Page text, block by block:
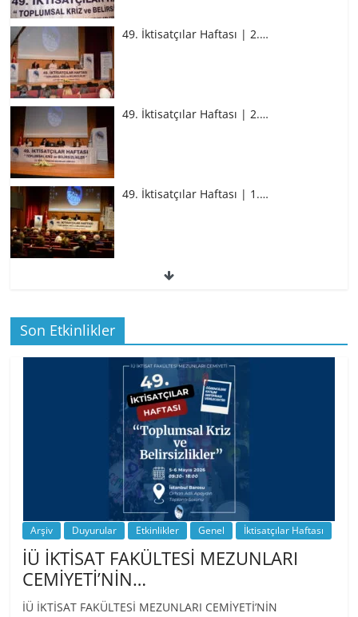
49. İktisatçılar Haftası | 2.…
49. İktisatçılar Haftası | 2.…
49. İktisatçılar Haftası | 1.…
49. İktisatçılar Haftası | 1.…
BİZ İKTİSATLILAR: İÇİMİZDEN BİRİ PROF.
…
Son Etkinlikler
Arşiv Duyurular Etkinlikler Genel İktisatçılar Haftası
İÜ İKTİSAT FAKÜLTESİ MEZUNLARI
CEMİYETİ’NİN…
İÜ İKTİSAT FAKÜLTESİ MEZUNLARI CEMİYETİ’NİN